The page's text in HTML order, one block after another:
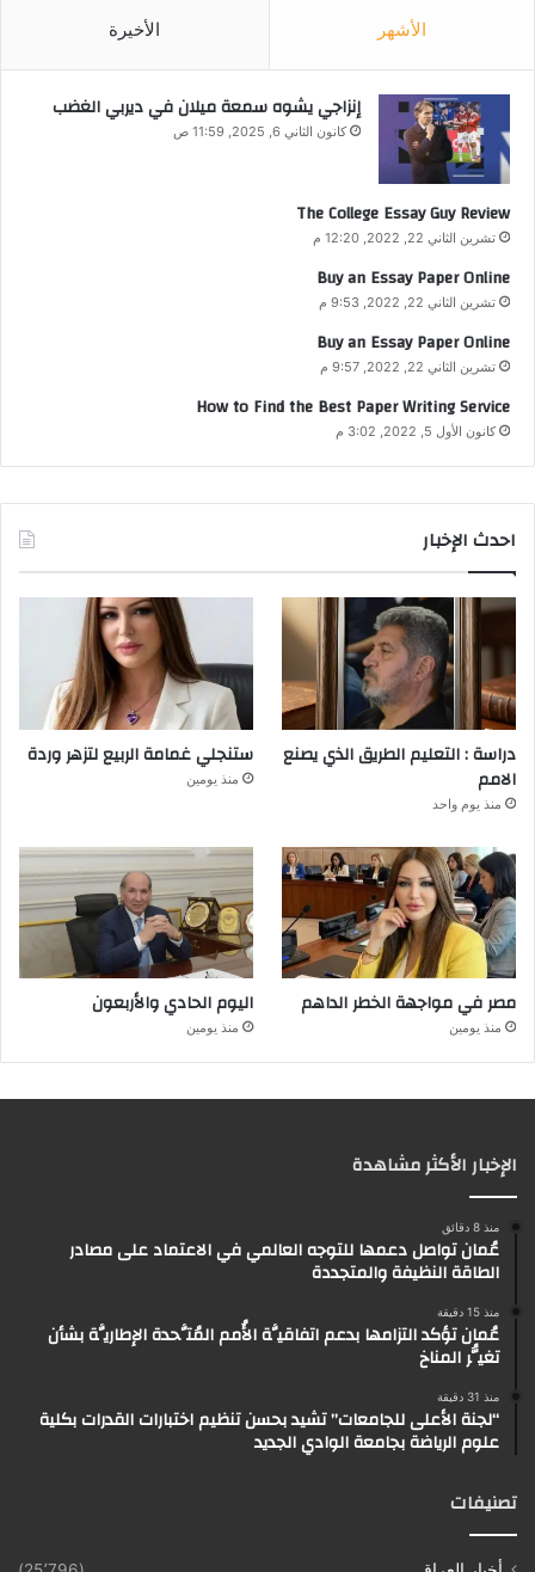
الأشهر الأخيرة
إنزاجي يشوه سمعة ميلان في ديربي الغضب
كانون الثاني 6, 2025, 11:59 ص
The College Essay Guy Review
تشرين الثاني 22, 2022, 12:20 م
Buy an Essay Paper Online
تشرين الثاني 22, 2022, 9:53 م
Buy an Essay Paper Online
تشرين الثاني 22, 2022, 9:57 م
How to Find the Best Paper Writing Service
كانون الأول 5, 2022, 3:02 م
احدث الإخبار
دراسة : التعليم الطريق الذي يصنع
الامم
منذ يوم واحد
ستنجلي غمامة الربيع لتزهر وردة
منذ يومين
مصر في مواجهة الخطر الداهم
منذ يومين
اليوم الحادي والأربعون
منذ يومين
الإخبار الأكثر مشاهدة
منذ 8 دقائق
عُمان تواصل دعمها للتوجه العالمي في الاعتماد على مصادر
الطاقة النظيفة والمتجددة
منذ 15 دقيقة
عُمان تؤكد التزامها بدعم اتفاقيَّة الأُمم المُتَّحدة الإطاريَّة بشأن
تغيُّر المناخ
منذ 31 دقيقة
“لجنة الأعلى للجامعات” تشيد بحسن تنظيم اختبارات القدرات بكلية
علوم الرياضة بجامعة الوادي الجديد
تصنيفات